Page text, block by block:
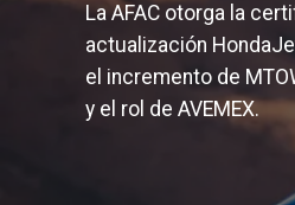
La AFAC otorga la
actualización
el incremento de
y el rol de AVEMEX.